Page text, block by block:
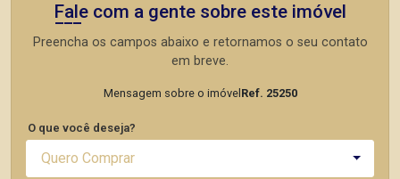
Fale com a gente sobre este imóvel
Preencha os campos abaixo e retornamos o seu contato
em breve.
Mensagem sobre o imóvel Ref. 25250
O que você deseja?
Quero Comprar